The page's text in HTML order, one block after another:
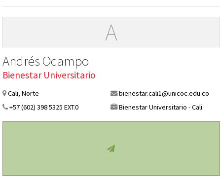
A
Andrés Ocampo
Bienestar Universitario
Cali, Norte
bienestar.cali1@unicoc.edu.co
+57 (602) 398 5325 EXT.0
Bienestar Universitario - Cali